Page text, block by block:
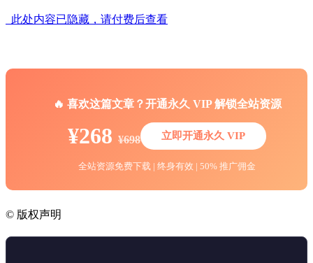
此处内容已隐藏，请付费后查看
🔥 喜欢这篇文章？开通永久 VIP 解锁全站资源
¥268 ¥698 立即开通永久 VIP
全站资源免费下载 | 终身有效 | 50% 推广佣金
© 版权声明